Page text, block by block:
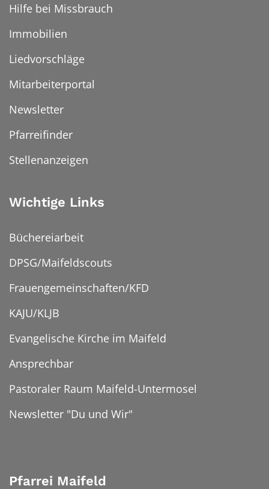
Hilfe bei Missbrauch
Immobilien
Liedvorschläge
Mitarbeiterportal
Newsletter
Pfarreifinder
Stellenanzeigen
Wichtige Links
Büchereiarbeit
DPSG/Maifeldscouts
Frauengemeinschaften/KFD
KAJU/KLJB
Evangelische Kirche im Maifeld
Ansprechbar
Pastoraler Raum Maifeld-Untermosel
Newsletter "Du und Wir"
Pfarrei Maifeld